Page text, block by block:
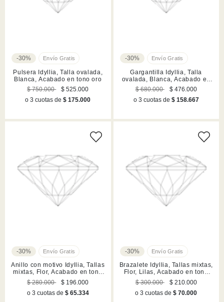
-30%
Pulsera Idyllia, Talla ovalada,
Blanca, Acabado en tono oro
$ 750.000
$ 525.000
o 3 cuotas de$ 175.000
-30%
Gargantilla Idyllia, Talla
ovalada, Blanca, Acabado en
tono oro
$ 680.000
$ 476.000
o 3 cuotas de $ 158.667
-30%
Anillo con motivo Idyllia, Tallas
mixtas, Flor, Acabado en tono
oro
$ 280.000
$ 196.000
o 3 cuotas de $ 65.334
-30%
Brazalete Idyllia, Tallas mixtas,
Flor, Lilas, Acabado en tono
oro
$ 300.000
$ 210.000
o 3 cuotas de$ 70.000